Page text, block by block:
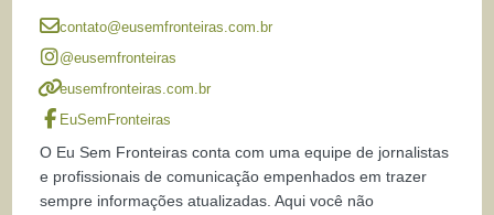
contato@eusemfronteiras.com.br
@eusemfronteiras
eusemfronteiras.com.br
EuSemFronteiras
O Eu Sem Fronteiras conta com uma equipe de jornalistas
e profissionais de comunicação empenhados em trazer
sempre informações atualizadas. Aqui você não